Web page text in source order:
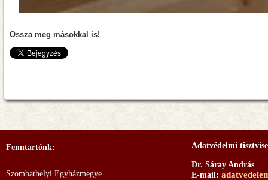
Ossza meg másokkal is!
Fenntartónk:
Szombathelyi Egyházmegye
Adatvédelmi
Dr. Sáray András
E-mail: